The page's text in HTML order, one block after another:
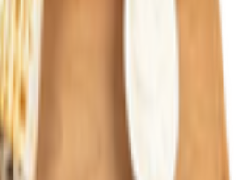
регистрации № 490314725